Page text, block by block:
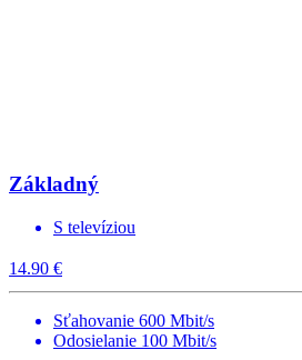
Základný
S televíziou
14.90 €
Sťahovanie 600 Mbit/s
Odosielanie 100 Mbit/s